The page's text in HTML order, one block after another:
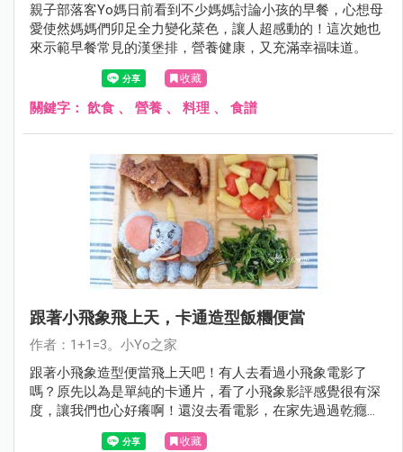
親子部落客Yo媽日前看到不少媽媽討論小孩的早餐，心想母
愛使然媽媽們卯足全力變化菜色，讓人超感動的！這次她也
來示範早餐常見的漢堡排，營養健康，又充滿幸福味道。
收藏
關鍵字： 飲食 、 營養 、 料理 、 食譜
跟著小飛象飛上天，卡通造型飯糰便當
作者：1+1=3。小Yo之家
跟著小飛象造型便當飛上天吧！有人去看過小飛象電影了
嗎？原先以為是單純的卡通片，看了小飛象影評感覺很有深
度，讓我們也心好癢啊！還沒去看電影，在家先過過乾癮，
來個小飛象造型便當給孩子一個驚喜！
收藏